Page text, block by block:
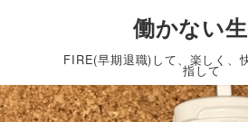
働かない
FIRE(早期退職)して、楽しく、
指して